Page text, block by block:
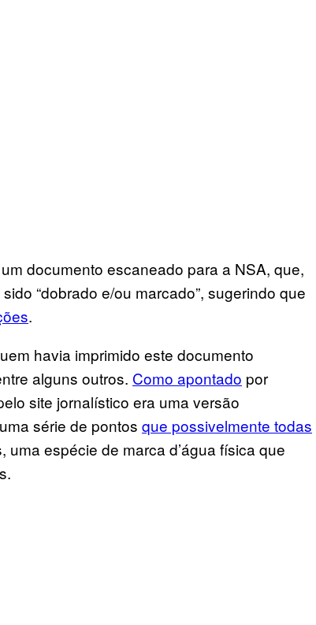
documento escaneado para a NSA, que,
“dobrado e/ou marcado”, sugerindo que
.
havia imprimido este documento
alguns outros. Como apontado por
site jornalístico era uma versão
série de pontos que possivelmente todas
espécie de marca d’água física que